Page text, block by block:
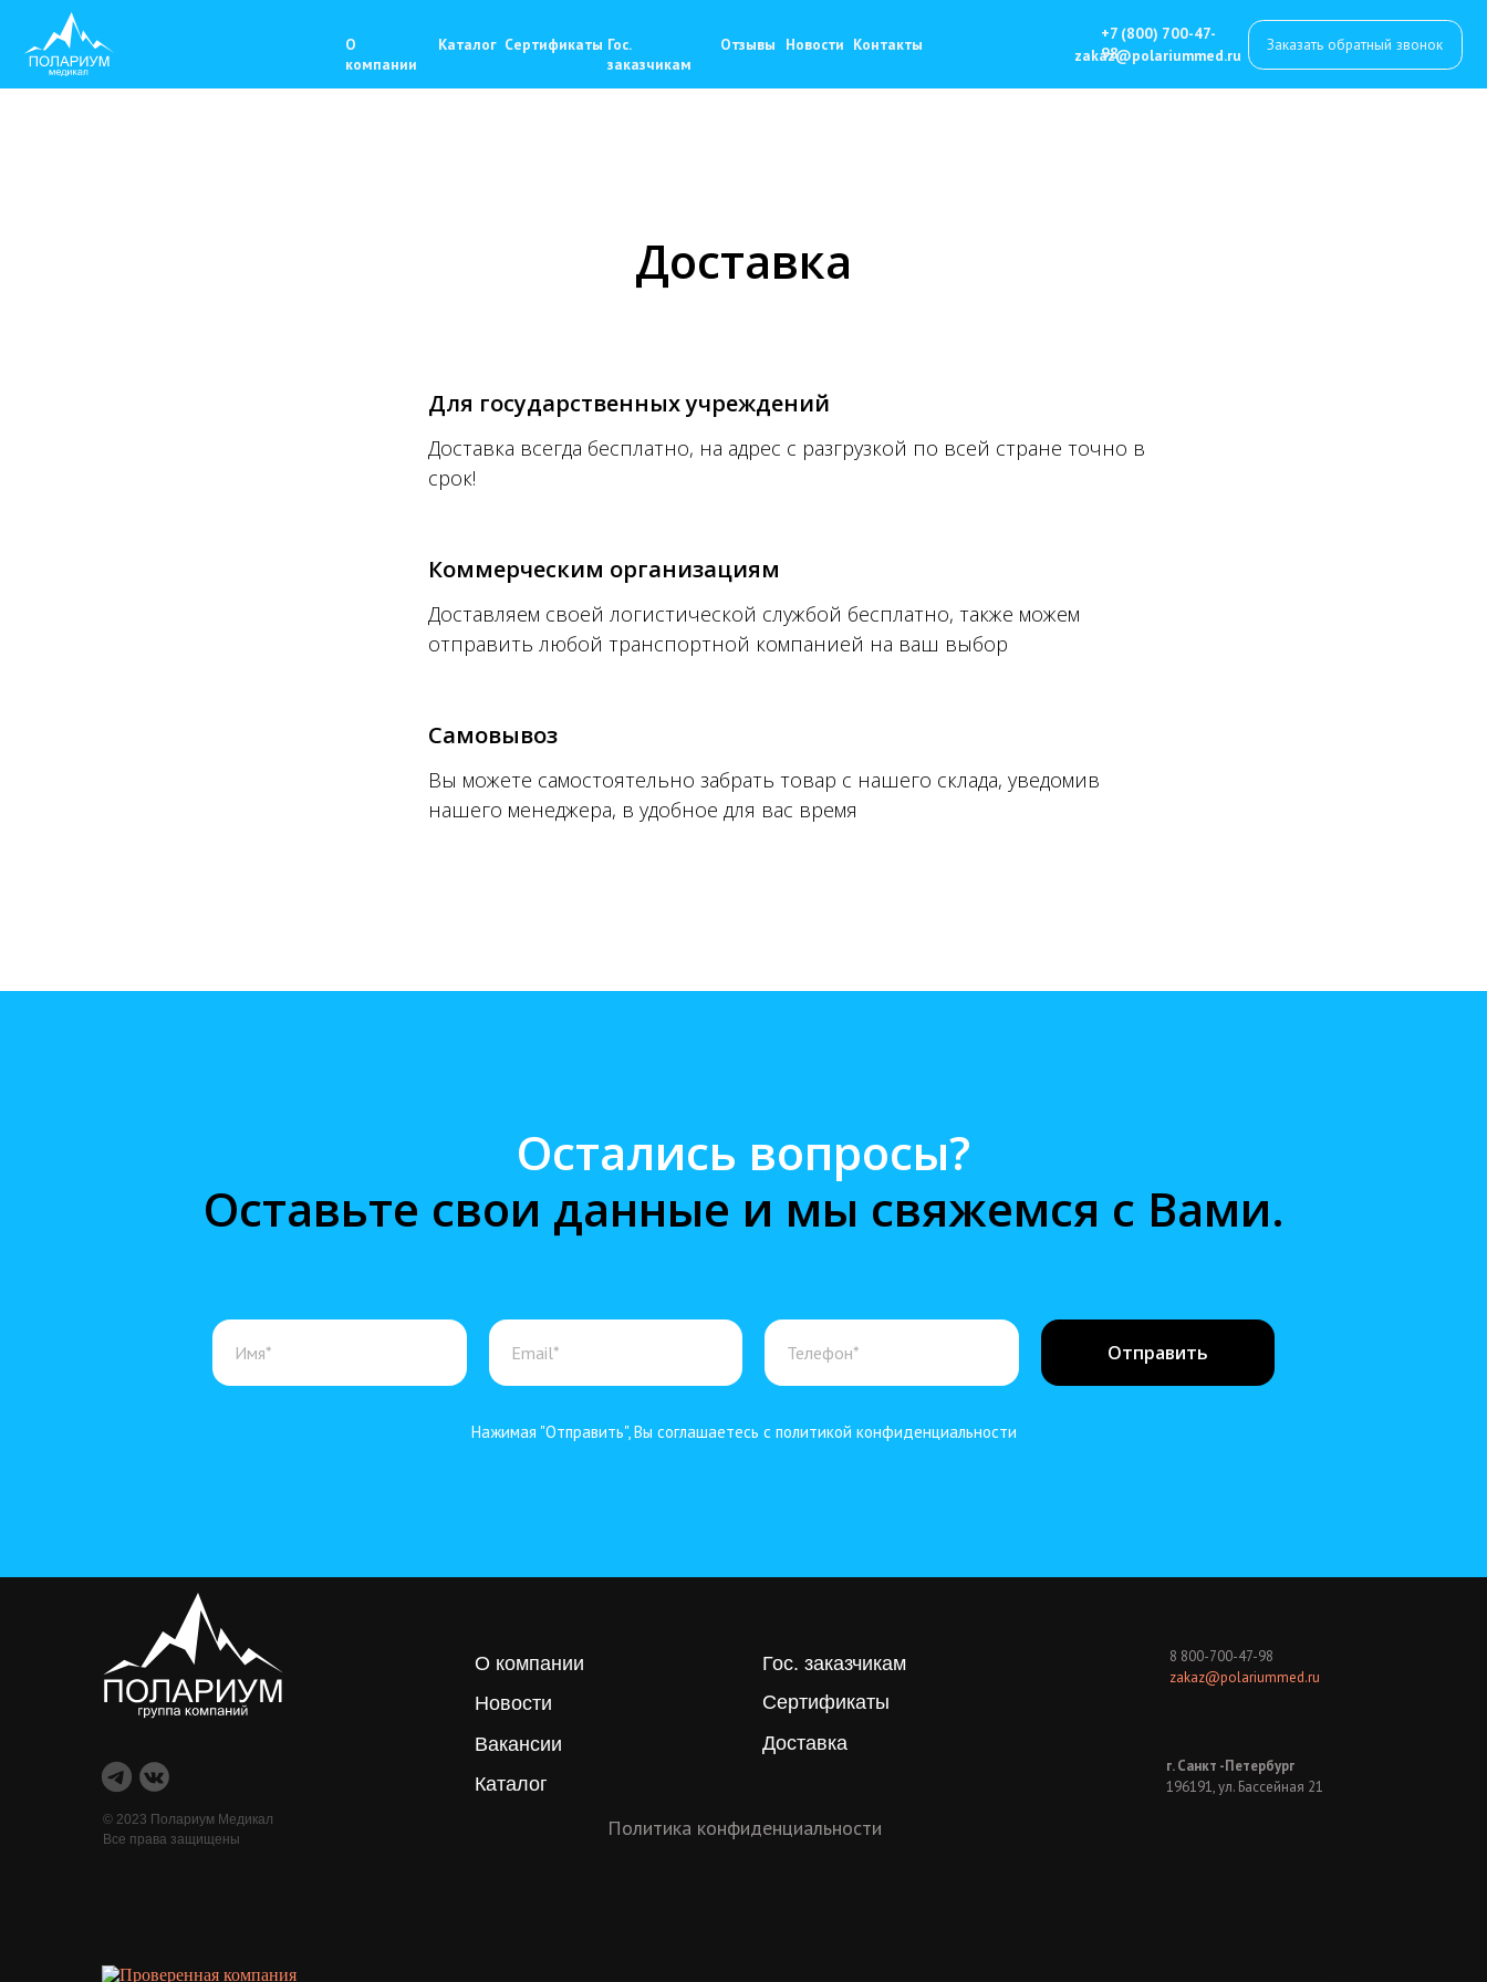
Каталог Новости
Сертификаты Гос.
заказчикам
Контакты
zakaz@polariummed.ru
Заказать обратный звонок
Доставка
Для государственных учреждений
Доставка всегда бесплатно, на адрес с разгрузкой по всей стране точно в
срок!
Коммерческим организациям
Доставляем своей логистической службой бесплатно, также можем
отправить любой транспортной компанией на ваш выбор
Самовывоз
Вы можете самостоятельно забрать товар с нашего склада, уведомив
нашего менеджера, в удобное для вас время
Остались вопросы?
Оставьте свои данные и мы свяжемся с Вами.
Отправить
Нажимая "Отправить", Вы соглашаетесь с политикой конфиденциальности
О компании
© 2023 Полариум Медикал
Все права защищены
Новости
Вакансии
Каталог
Гос. заказчикам
Сертификаты
Доставка
8 800-700-47-98
zakaz@polariummed.ru
г. Санкт -Петербург
196191, ул. Бассейная 21
Политика конфиденциальности